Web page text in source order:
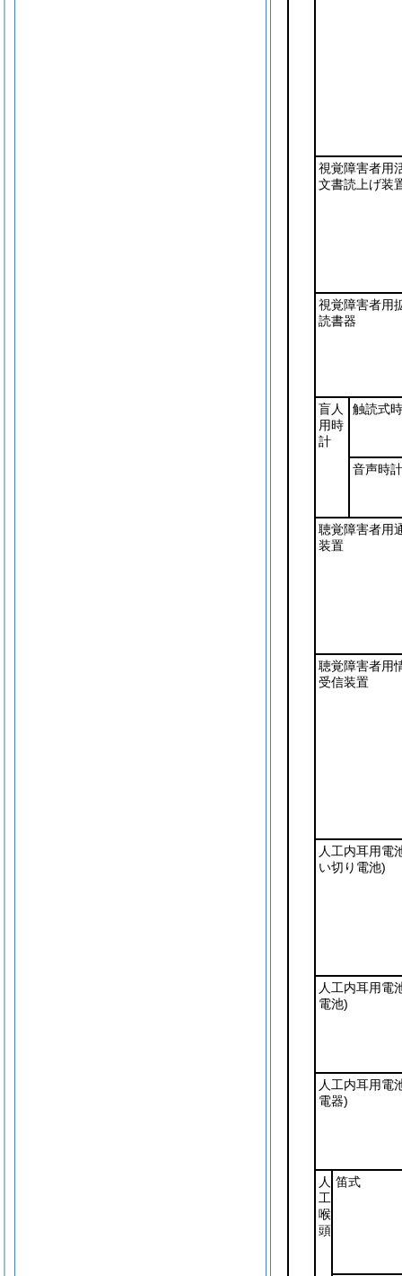
視覚障害者用
文書読上げ装
視覚障害者用
読書器
盲人
用時
計
触読式
音声時計
聴覚障害者用
装置
聴覚障害者用
受信装置
人工内耳用電
い切り電池)
人工内耳用電
電池)
人工内耳用電
電器)
人
工
喉
頭
笛式